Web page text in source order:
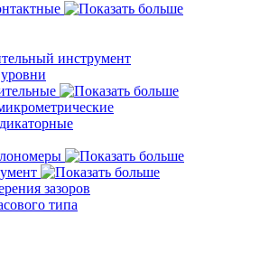
инструмент
зазоров
типа